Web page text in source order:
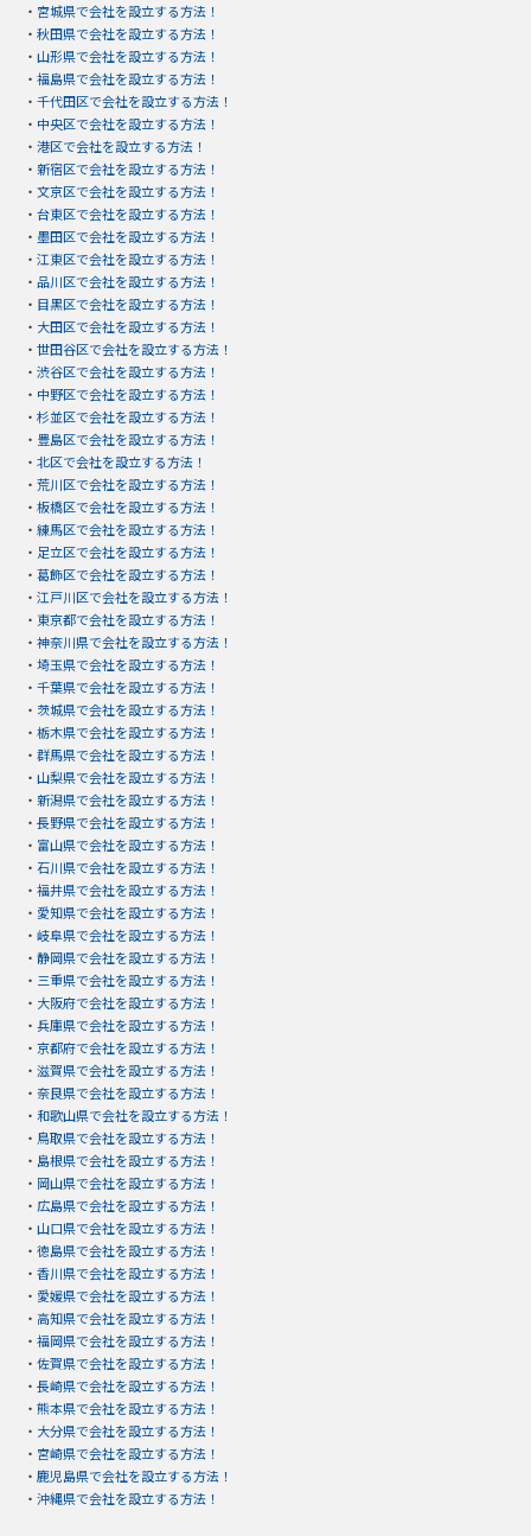
・ 宮城県で会社を設立する方法！
・ 秋田県で会社を設立する方法！
・ 山形県で会社を設立する方法！
・ 福島県で会社を設立する方法！
・ 千代田区で会社を設立する方法！
・ 中央区で会社を設立する方法！
・ 港区で会社を設立する方法！
・ 新宿区で会社を設立する方法！
・ 文京区で会社を設立する方法！
・ 台東区で会社を設立する方法！
・ 墨田区で会社を設立する方法！
・ 江東区で会社を設立する方法！
・ 品川区で会社を設立する方法！
・ 目黒区で会社を設立する方法！
・ 大田区で会社を設立する方法！
・ 世田谷区で会社を設立する方法！
・ 渋谷区で会社を設立する方法！
・ 中野区で会社を設立する方法！
・ 杉並区で会社を設立する方法！
・ 豊島区で会社を設立する方法！
・ 北区で会社を設立する方法！
・ 荒川区で会社を設立する方法！
・ 板橋区で会社を設立する方法！
・ 練馬区で会社を設立する方法！
・ 足立区で会社を設立する方法！
・ 葛飾区で会社を設立する方法！
・ 江戸川区で会社を設立する方法！
・ 東京都で会社を設立する方法！
・ 神奈川県で会社を設立する方法！
・ 埼玉県で会社を設立する方法！
・ 千葉県で会社を設立する方法！
・ 茨城県で会社を設立する方法！
・ 栃木県で会社を設立する方法！
・ 群馬県で会社を設立する方法！
・ 山梨県で会社を設立する方法！
・ 新潟県で会社を設立する方法！
・ 長野県で会社を設立する方法！
・ 富山県で会社を設立する方法！
・ 石川県で会社を設立する方法！
・ 福井県で会社を設立する方法！
・ 愛知県で会社を設立する方法！
・ 岐阜県で会社を設立する方法！
・ 静岡県で会社を設立する方法！
・ 三重県で会社を設立する方法！
・ 大阪府で会社を設立する方法！
・ 兵庫県で会社を設立する方法！
・ 京都府で会社を設立する方法！
・ 滋賀県で会社を設立する方法！
・ 奈良県で会社を設立する方法！
・ 和歌山県で会社を設立する方法！
・ 鳥取県で会社を設立する方法！
・ 島根県で会社を設立する方法！
・ 岡山県で会社を設立する方法！
・ 広島県で会社を設立する方法！
・ 山口県で会社を設立する方法！
・ 徳島県で会社を設立する方法！
・ 香川県で会社を設立する方法！
・ 愛媛県で会社を設立する方法！
・ 高知県で会社を設立する方法！
・ 福岡県で会社を設立する方法！
・ 佐賀県で会社を設立する方法！
・ 長崎県で会社を設立する方法！
・ 熊本県で会社を設立する方法！
・ 大分県で会社を設立する方法！
・ 宮崎県で会社を設立する方法！
・ 鹿児島県で会社を設立する方法！
・ 沖縄県で会社を設立する方法！